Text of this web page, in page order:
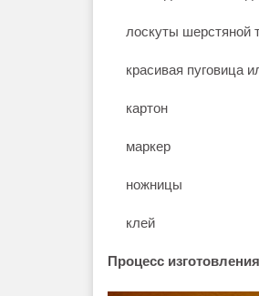
лоскуты шерстяной
красивая пуговица
картон
маркер
ножницы
клей
Процесс